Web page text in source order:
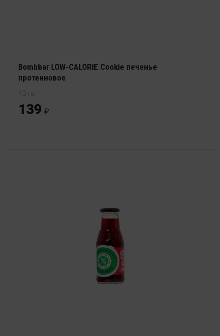
Bombbar LOW-CALORIE Cookie печенье
протеиновое
40 гр
139